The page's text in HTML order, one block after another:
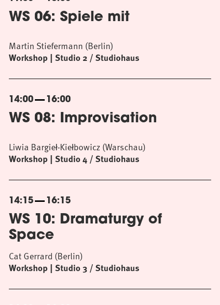
WS 06: Spiele mit
Workshop Studio 2 / Studiohaus
Martin Stiefermann (Berlin)
14:00 16:00
WS 08: Improvisation
Workshop Studio 4 / Studiohaus
Liwia Bargieł-Kiełbowicz (Warschau)
14:15 16:15
WS 10: Dramaturgy of
Space
Workshop Studio 3 / Studiohaus
Cat Gerrard (Berlin)